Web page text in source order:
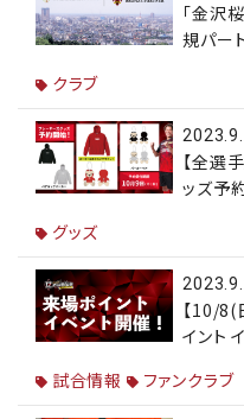
「金沢
規パー
クラブ
【全選
ッズ予
グッズ
【10/8(
イント
試合情報
ファンクラブ